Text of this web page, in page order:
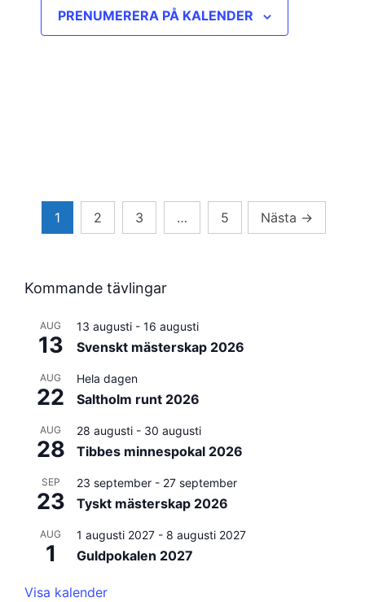
PRENUMERERA PÅ KALENDER
Sidnumrering
1 2 3 … 5 Nästa →
Kommande tävlingar
AUG
13
13 augusti - 16 augusti
Svenskt mästerskap 2026
AUG
22
Hela dagen
Saltholm runt 2026
AUG
28
28 augusti - 30 augusti
Tibbes minnespokal 2026
SEP
23
23 september - 27 september
Tyskt mästerskap 2026
AUG
1
1 augusti 2027 - 8 augusti 2027
Guldpokalen 2027
Visa kalender